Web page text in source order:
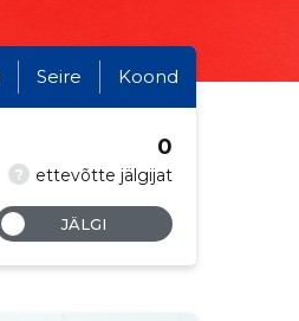
Seire Koond
? ettevõtte jälgijat
0
JÄLGI